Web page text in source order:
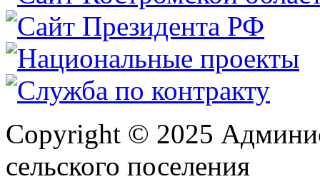
Copyright © 2025
сельского поселения